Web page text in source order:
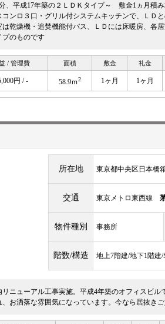
、平成17年築の２ＬＤＫタイプ～ 敷金1ヵ月積
ンロ３口・グリル付システムキッチンで、ＬＤ
乾燥機・追焚機能付バス、ＬＤには床暖房、各
プのものです
/ 管理費 面積 敷金 礼金
円 / - 58.9ｍ2 1ヶ月 1ヶ月
所在地 東京都中央区日本橋
交通 東京メトロ東西線
物件種別 事務所
階数/構造 地上7階建/地下1階建
ニューアル工事実施。平成4年築のオフィスビル
お洒落な雰囲気になっています。今なら居抜きご